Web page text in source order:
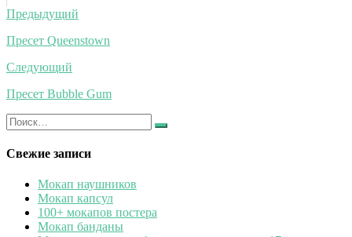
Навигация
по
записям
Предыдущий
Пресет Queenstown
Следующий
Пресет Bubble Gum
Искать:
Найти
Свежие записи
Мокап наушников
Мокап капсул
100+ мокапов постера
Мокап банданы